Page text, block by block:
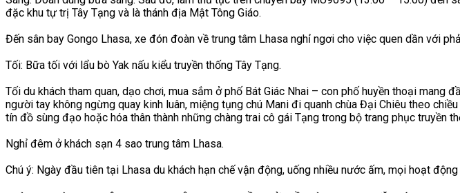
đặc khu tự trị Tây Tạng và là thánh địa Mật Tông Giáo.
Đến sân bay Gongo Lhasa, xe đón đoàn về trung tâm Lhasa nghỉ ngơi cho việc quen dần với
Tối: Bữa tối với lẩu bò Yak nấu kiểu truyền thống Tây Tạng.
Tối du khách tham quan, dạo chơi, mua sắm ở phố Bát Giác Nhai – con phố huyền thoại
người tay không ngừng quay kinh luân, miệng tụng chú Mani đi quanh chùa Đại Chiêu theo
tín đồ sùng đạo hoặc hóa thân thành những chàng trai cô gái Tạng trong bộ trang phục truyền
Nghỉ đêm ở khách sạn 4 sao trung tâm Lhasa.
Chú ý: Ngày đầu tiên tại Lhasa du khách hạn chế vận động, uống nhiều nước ấm, mọi hoạt